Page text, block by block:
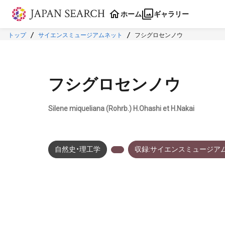
本文に飛ぶ
ホーム ギャラリー
トップ サイエンスミュージアムネット フシグロセンノウ
フシグロセンノウ
Silene miqueliana (Rohrb.) H.Ohashi et H.Nakai
自然史・理工学 収録:サイエンスミュージア